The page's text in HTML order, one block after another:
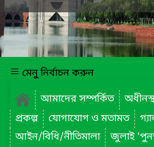
মেনু নির্বাচন করুন
আমাদের সম্পর্কিত
প্রকল্প
যোগাযোগ ও মতামত
আইন/বিধি/নীতিমালা
জুলাই